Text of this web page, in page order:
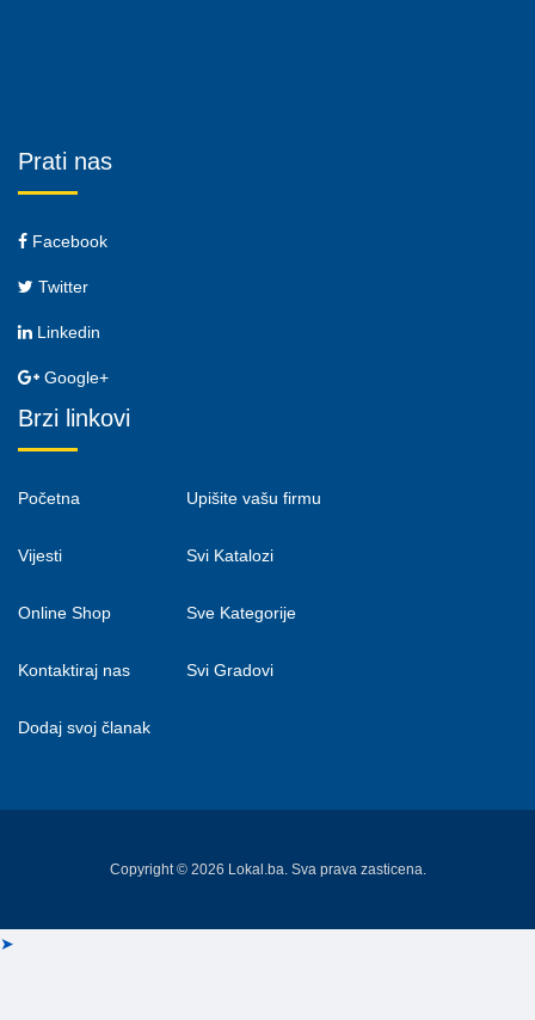
Prati nas
Facebook
Twitter
Linkedin
Google+
Brzi linkovi
Početna
Vijesti
Online Shop
Kontaktiraj nas
Dodaj svoj članak
Upišite vašu firmu
Svi Katalozi
Sve Kategorije
Svi Gradovi
Copyright © 2026 Lokal.ba. Sva prava zasticena.
➤